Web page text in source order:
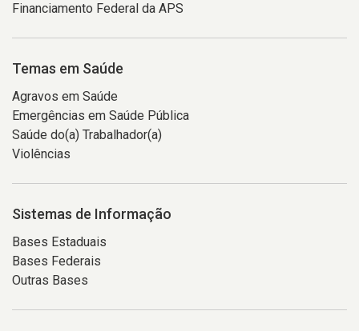
Financiamento Federal da APS
Temas em Saúde
Agravos em Saúde
Emergências em Saúde Pública
Saúde do(a) Trabalhador(a)
Violências
Sistemas de Informação
Bases Estaduais
Bases Federais
Outras Bases